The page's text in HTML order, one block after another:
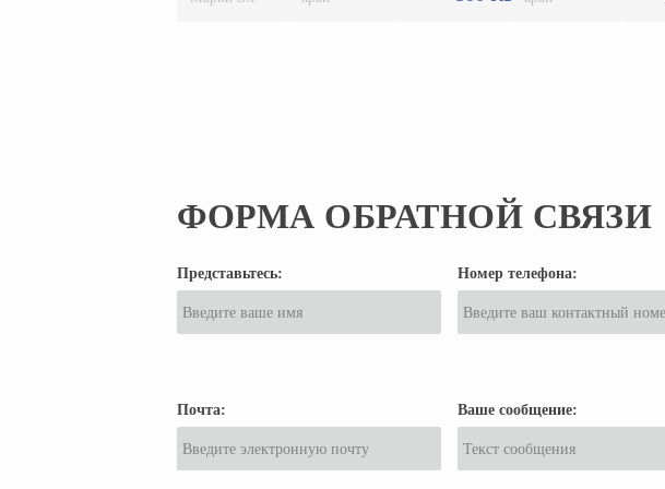
ФОРМА ОБРАТНОЙ СВЯЗИ
Представьтесь: Номер телефона:
Почта: Ваше сообщение: